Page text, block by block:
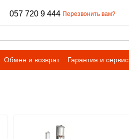
057 720 9 444 Перезвонить вам?
Обмен и возврат Гарантия и сервис